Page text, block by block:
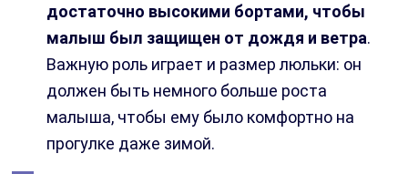
достаточно высокими бортами, чтобы
малыш был защищен от дождя и ветра.
Важную роль играет и размер люльки: он
должен быть немного больше роста
малыша, чтобы ему было комфортно на
прогулке даже зимой.